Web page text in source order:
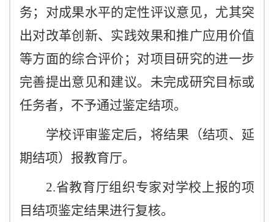
务；对成果水平的定性评议意见，尤其突
出对改革创新、实践效果和推广应用价值
等方面的综合评价；对项目研究的进一步
完善提出意见和建议。未完成研究目标或
任务者，不予通过鉴定结项。
学校评审鉴定后，将结果（结项、延
期结项）报教育厅。
2.省教育厅组织专家对学校上报的项
目结项鉴定结果进行复核。